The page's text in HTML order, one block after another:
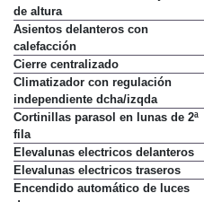
de altura
Asientos delanteros con
calefacción
Cierre centralizado
Climatizador con regulación
independiente dcha/izqda
Cortinillas parasol en lunas de 2ª
fila
Elevalunas electricos delanteros
Elevalunas electricos traseros
Encendido automático de luces